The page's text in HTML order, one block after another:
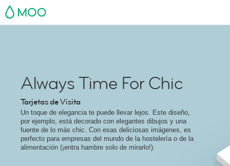
MOO
Always Time For Chic
Tarjetas de Visita
Un toque de elegancia te puede llevar lejos. Este diseño,
por ejemplo, está decorado con elegantes dibujos y una
fuente de lo más chic. Con esas deliciosas imágenes, es
perfecto para empresas del mundo de la hostelería o de la
alimentación (¡entra hambre solo de mirarlo!).